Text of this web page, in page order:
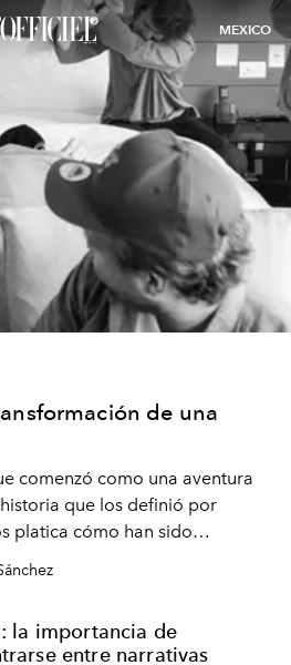
MEXICO
de una
comenzó como una aventura
que los definió por
platica cómo han sido
y las nuevas culturas
la importancia de
entre narrativas